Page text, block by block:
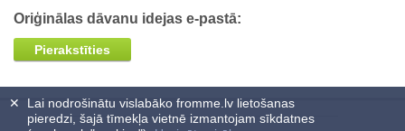
Oriģinālas dāvanu idejas e-pastā:
Pierakstīties
Lai nodrošinātu vislabāko fromme.lv lietošanas
pieredzi, šajā tīmekļa vietnē izmantojam sīkdatnes
✕